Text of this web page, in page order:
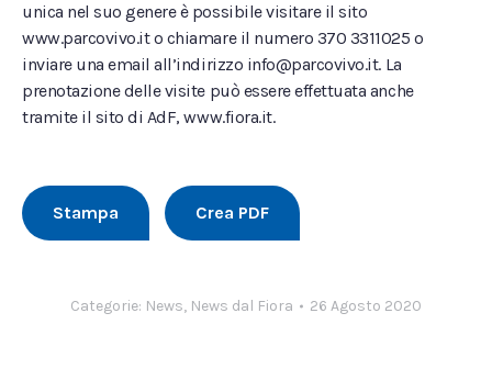
unica nel suo genere è possibile visitare il sito
www.parcovivo.it o chiamare il numero 370 3311025 o
inviare una email all’indirizzo info@parcovivo.it. La
prenotazione delle visite può essere effettuata anche
tramite il sito di AdF, www.fiora.it.
Stampa Crea PDF
Categorie: News, News dal Fiora 26 Agosto 2020